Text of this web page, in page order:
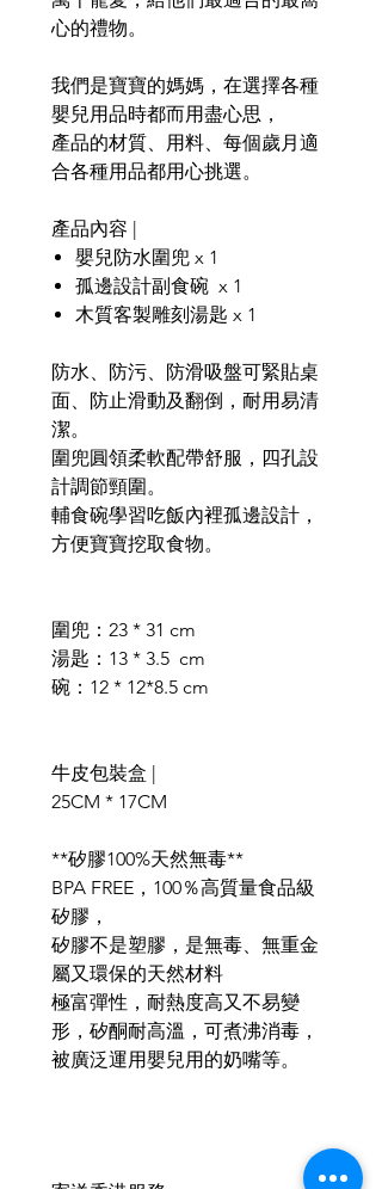
心的禮物。
我們是寶寶的媽媽，在選擇各種
嬰兒用品時都而用盡心思，
產品的材質、用料、每個歲月適
合各種用品都用心挑選。
產品內容 |
嬰兒防水圍兜 x 1
孤邊設計副食碗 x 1
木質客製雕刻湯匙 x 1
防水、防污、防滑吸盤可緊貼桌
面、防止滑動及翻倒，耐用易清
潔。
圍兜圓領柔軟配帶舒服，四孔設
計調節頸圍。
輔食碗學習吃飯內裡孤邊設計，
方便寶寶挖取食物。
圍兜：23 * 31 cm
湯匙：13 * 3.5 cm
碗：12 * 12*8.5 cm
牛皮包裝盒 |
25CM * 17CM
**矽膠100%天然無毒**
BPA FREE，100％高質量食品級
矽膠，
矽膠不是塑膠，是無毒、無重金
屬又環保的天然材料
極富彈性，耐熱度高又不易變
形，矽酮耐高溫，可煮沸消毒，
被廣泛運用嬰兒用的奶嘴等。